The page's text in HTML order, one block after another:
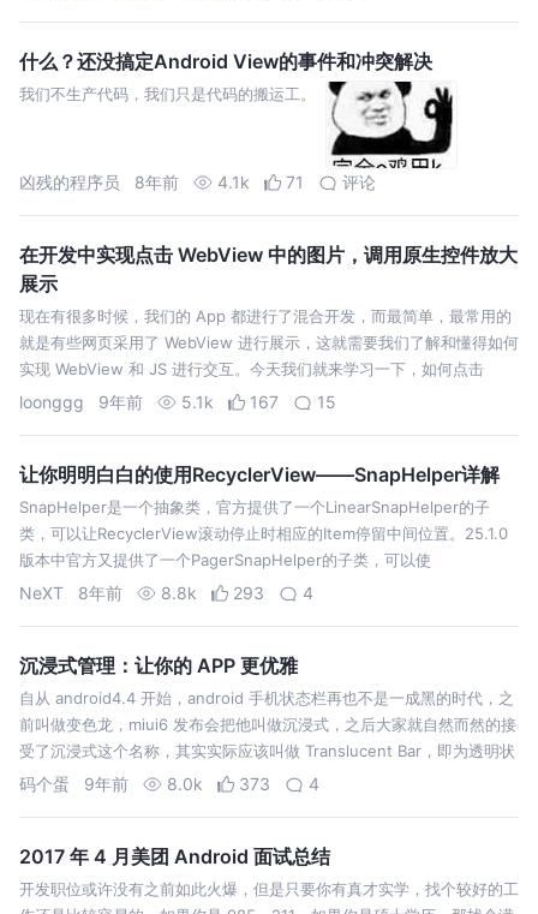
什么？还没搞定Android View的事件和冲突解决
我们不生产代码，我们只是代码的搬运工。
凶残的程序员 8年前 4.1k 71 评论
在开发中实现点击 WebView 中的图片，调用原生控件放大
展示
现在有很多时候，我们的 App 都进行了混合开发，而最简单，最常用的
就是有些网页采用了 WebView 进行展示，这就需要我们了解和懂得如何
实现 WebView 和 JS 进行交互。今天我们就来学习一下，如何点击
WebView 中的网页图片，调用原生控件进行放大展示。 其实实…
loonggg 9年前 5.1k 167 15
让你明明白白的使用RecyclerView——SnapHelper详解
SnapHelper是一个抽象类，官方提供了一个LinearSnapHelper的子
类，可以让RecyclerView滚动停止时相应的Item停留中间位置。25.1.0
版本中官方又提供了一个PagerSnapHelper的子类，可以使
RecyclerView像ViewPager一样的效果，一次只能滑一页，而且居中显
NeXT 8年前 8.8k 293 4
沉浸式管理：让你的 APP 更优雅
自从 android4.4 开始，android 手机状态栏再也不是一成黑的时代，之
前叫做变色龙，miui6 发布会把他叫做沉浸式，之后大家就自然而然的接
受了沉浸式这个名称，其实实际应该叫做 Translucent Bar，即为透明状
态栏。 沉浸式实现原理其实是使整个 activity 布局延伸到整个屏幕，然
码个蛋 9年前 8.0k 373 4
2017 年 4 月美团 Android 面试总结
开发职位或许没有之前如此火爆，但是只要你有真才实学，找个较好的工